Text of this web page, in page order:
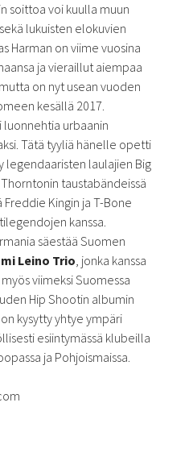
soittoa voi kuulla muun
lukuisten elokuvien
Harman on viime vuosina
ja vieraillut aiempaa
on nyt usean vuoden
kesällä 2017.
luonnehtia urbaanin
Tätä tyyliä hänelle opetti
legendaaristen laulajien Big
taustabändeissä
Kingin ja T-Bone
kanssa.
säestää Suomen
Leino Trio, jonka kanssa
viimeksi Suomessa
Hip Shootin albumin
kysytty yhtye ympäri
esiintymässä klubeilla
ja Pohjoismaissa.